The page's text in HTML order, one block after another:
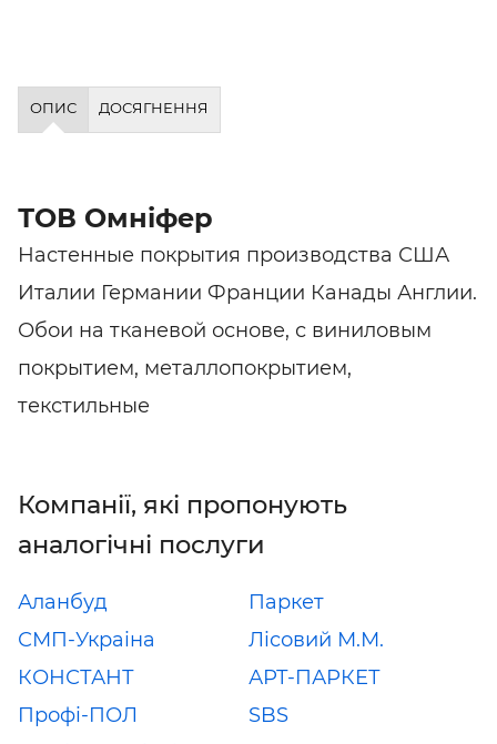
ОПИС ДОСЯГНЕННЯ
ТОВ Омніфер
Настенные покрытия производства США
Италии Германии Франции Канады Англии.
Обои на тканевой основе, с виниловым
покрытием, металлопокрытием,
текстильные
Компанії, які пропонують
аналогічні послуги
Аланбуд
Паркет
СМП-Украіна
Лісовий М.М.
КОНСТАНТ
АРТ-ПАРКЕТ
Профі-ПОЛ
SBS